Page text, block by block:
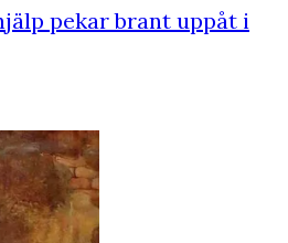
pekar brant uppåt i